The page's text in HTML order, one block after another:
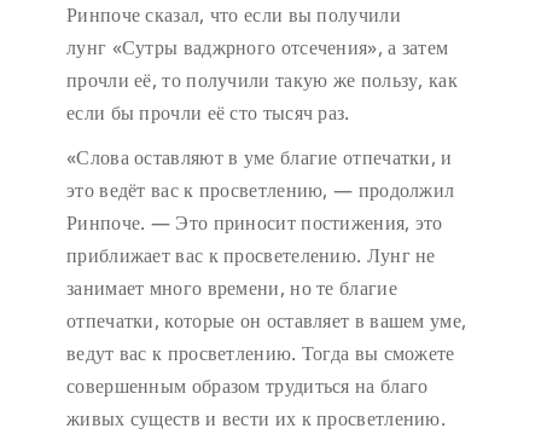
Ринпоче сказал, что если вы получили
лунг «Сутры ваджрного отсечения», а затем
прочли её, то получили такую же пользу, как
если бы прочли её сто тысяч раз.
«Слова оставляют в уме благие отпечатки, и
это ведёт вас к просветлению, — продолжил
Ринпоче. — Это приносит постижения, это
приближает вас к просветелению. Лунг не
занимает много времени, но те благие
отпечатки, которые он оставляет в вашем уме,
ведут вас к просветлению. Тогда вы сможете
совершенным образом трудиться на благо
живых существ и вести их к просветлению.